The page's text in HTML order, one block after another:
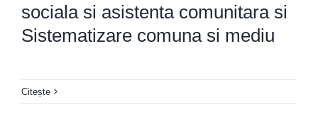
sociala si asistenta comunitara si
Sistematizare comuna si mediu
Citește